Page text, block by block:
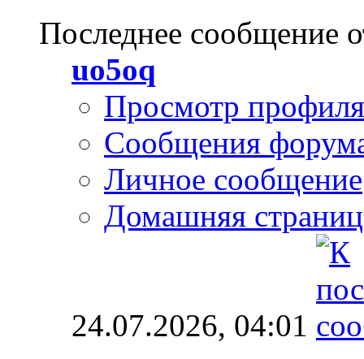
Последнее сообщение
uo5oq
Просмотр профиля
Сообщения
Личное сообщение
Домашняя
24.07.2026, 04:01